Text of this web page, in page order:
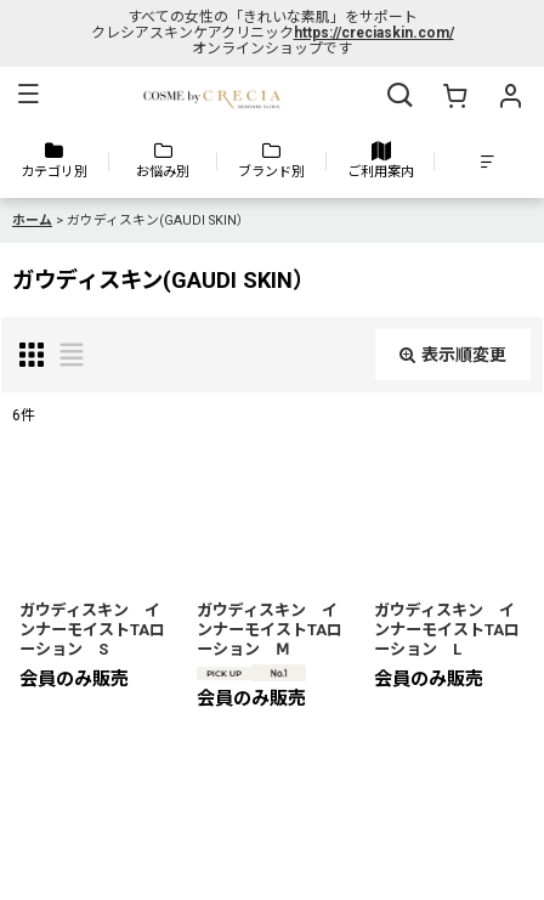
すべての女性の「きれいな素肌」をサポート
クレシアスキンケアクリニック https://creciaskin.com/
オンラインショップです
カテゴリ別 お悩み別 ブランド別 ご利用案内
ホーム > ガウディスキン(GAUDI SKIN）
ガウディスキン(GAUDI SKIN）
表示順変更
絞り込む
6件
ガウディスキン イ
ンナーモイストTAロ
ーション S
会員のみ販売
ガウディスキン イ
ンナーモイストTAロ
ーション Ⅿ
会員のみ販売
ガウディスキン イ
ンナーモイストTAロ
ーション L
会員のみ販売